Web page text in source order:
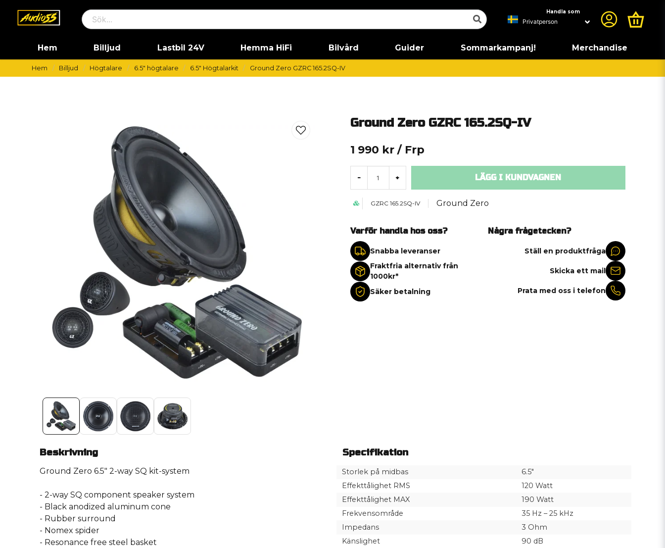
Handla som
Hem Billjud Lastbil 24V Hemma HiFi Bilvård Guider Sommarkampanj! Merchandise
Hem Billjud Högtalare 6.5" högtalare 6.5" Högtalarkit Ground Zero GZRC 165.2SQ-IV
Ground Zero GZRC 165.2SQ-IV
1 990 kr / Frp
- + LÄGG I KUNDVAGNEN
GZRC 165.2SQ-IV Ground Zero
Varför handla hos oss?
Snabba leveranser
Fraktfria alternativ från
1000kr*
Säker betalning
Några frågetecken?
Ställ en produktfråga
Skicka ett mail
Prata med oss i telefon
Beskrivning
Ground Zero 6.5″ 2-way SQ kit-system
- 2-way SQ component speaker system
- Black anodized aluminum cone
- Rubber surround
- Nomex spider
- Resonance free steel basket
Specifikation
Storlek på midbas
6.5"
Effekttålighet RMS
120 Watt
Effekttålighet MAX
190 Watt
Frekvensområde
35 Hz – 25 kHz
Impedans
3 Ohm
Känslighet
90 dB